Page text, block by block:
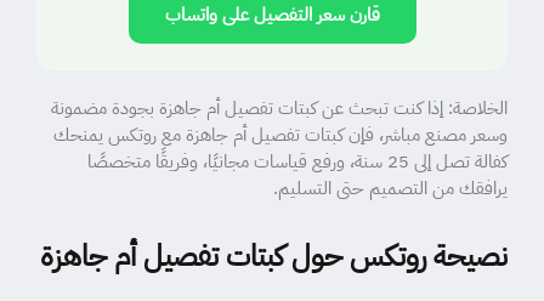
قارن سعر التفصيل على واتساب
الخلاصة: إذا كنت تبحث عن كبتات تفصيل أم جاهزة بجودة مضمونة
وسعر مصنع مباشر، فإن كبتات تفصيل أم جاهزة مع روتكس يمنحك
كفالة تصل إلى 25 سنة، ورفع قياسات مجانيًا، وفريقًا متخصصًا
يرافقك من التصميم حتى التسليم.
نصيحة روتكس حول كبتات تفصيل أم جاهزة